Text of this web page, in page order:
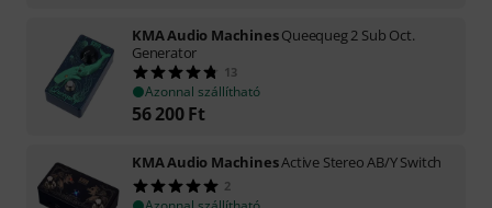
KMA Audio MachinesQueequeg 2 Sub Oct.
Generator
13
Azonnal szállítható
56 200 Ft
KMA Audio MachinesActive Stereo AB/Y Switch
2